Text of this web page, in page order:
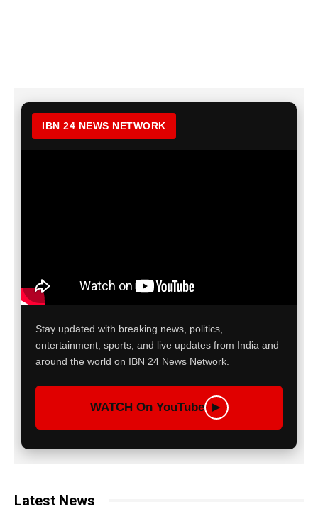
IBN 24 NEWS NETWORK
Stay updated with breaking news, politics,
entertainment, sports, and live updates from India and
around the world on IBN 24 News Network.
WATCH On YouTube ▶
Latest News